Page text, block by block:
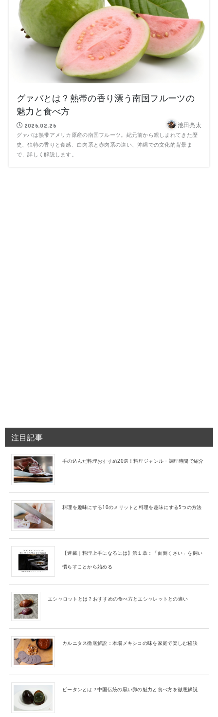
グァバとは？熱帯の香り漂う南国フルーツの
魅力と食べ方
2026.02.26 池田亮太
グァバは熱帯アメリカ原産の南国フルーツ。紀元前から親しまれてきた歴
史、独特の香りと食感、白肉系と赤肉系の違い、沖縄での文化的背景ま
で、詳しく解説します。
注目記事
手の込んだ料理おすすめ20選！料理ジャンル・調理時間で紹介
料理を趣味にする10のメリットと料理を趣味にする5つの方法
【連載｜料理上手になるには】第１章：「面倒くさい」を飼い
慣らすことから始める
エシャロットとは？おすすめの食べ方とエシャレットとの違い
カルニタス徹底解説：本場メキシコの味を家庭で楽しむ秘訣
ピータンとは？中国伝統の黒い卵の魅力と食べ方を徹底解説